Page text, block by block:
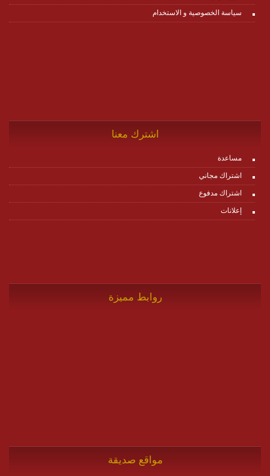
سياسة الخصوصية و الاستخدام
اشترك معنا
مساعدة
اشتراك مجاني
اشتراك مدفوع
إعلانات
روابط مميزة
مواقع صديقة